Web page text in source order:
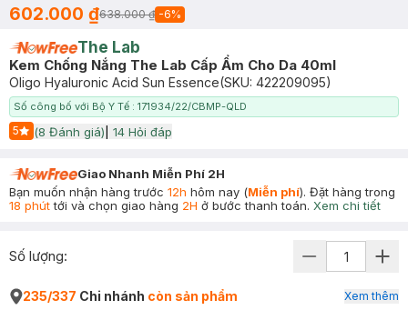
602.000 ₫638.000 ₫ -6%
The Lab
Kem Chống Nắng The Lab Cấp Ẩm Cho Da 40ml
Oligo Hyaluronic Acid Sun Essence(SKU: 422209095)
Số công bố với Bộ Y Tế : 171934/22/CBMP-QLD
5
Start Icon
(8 Đánh giá) 14 Hỏi đáp
Giao Nhanh Miễn Phí 2H
Bạn muốn nhận hàng trước 12h hôm nay (Miễn phí). Đặt hàng trong
18 phúttới và chọn giao hàng 2H ở bước thanh toán. Xem chi tiết
Số lượng:
235/337 Chi nhánh còn sản phẩm Xem thêm